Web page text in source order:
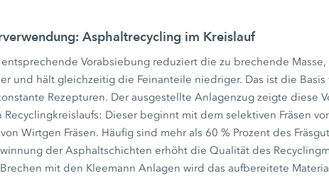
Asphaltrecycling im Kreislauf
Vorabsiebung reduziert die zu brechende Masse,
und hält gleichzeitig die Feinanteile niedriger. Das ist die Basis
Rezepturen. Der ausgestellte Anlagenzug zeigte diese
Dieser beginnt mit dem selektiven Fräsen
Wirtgen Fräsen. Häufig sind mehr als 60 % Prozent des
der Asphaltschichten erhöht die Qualität des
mit den Kleemann Anlagen wird das aufbereitete